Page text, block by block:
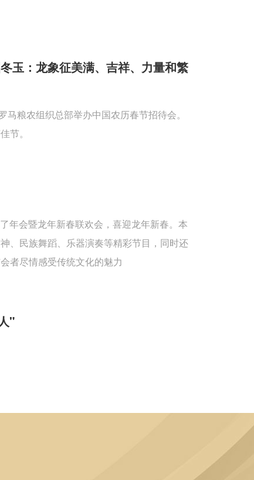
玉：龙象征美满、吉祥、力量和繁
粮农组织总部举办中国农历春节招待会。
节。
年会暨龙年新春联欢会，喜迎龙年新春。本
、民族舞蹈、乐器演奏等精彩节目，同时还
者尽情感受传统文化的魅力
"